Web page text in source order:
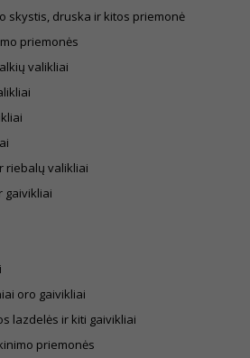
skystis, druska ir kitos priemonė
priemonės
valikliai
riebalų valikliai
gaivikliai
oro gaivikliai
lazdelės ir kiti gaivikliai
priemonės